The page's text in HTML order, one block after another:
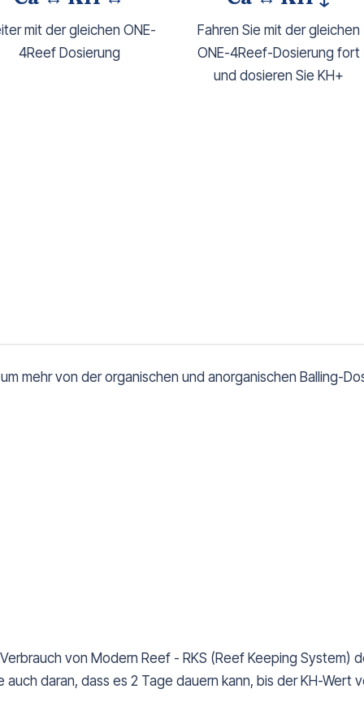
mit der gleichen ONE-
4Reef Dosierung
Fahren Sie mit der gleichen
ONE-4Reef-Dosierung fort
und dosieren Sie KH+
mehr von der organischen und anorganischen Balling-
von Modern Reef - RKS (Reef Keeping System)
daran, dass es 2 Tage dauern kann, bis der KH-Wert